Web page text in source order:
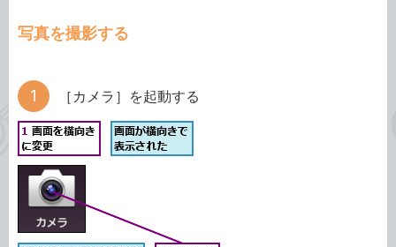
写真を撮影する
［カメラ］を起動する